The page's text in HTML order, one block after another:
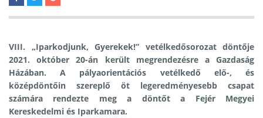
VIII. „Iparkodjunk, Gyerekek!” vetélkedősorozat döntője
2021. október 20-án került megrendezésre a Gazdaság
Házában. A pályaorientációs vetélkedő elő-, és
középdöntőin szereplő öt legeredményesebb csapat
számára rendezte meg a döntőt a Fejér Megyei
Kereskedelmi és Iparkamara.